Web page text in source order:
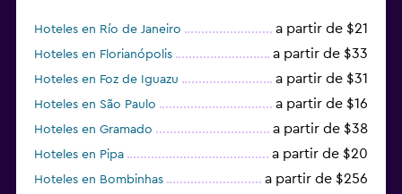
Hoteles en Río de Janeiro a partir de $21
Hoteles en Florianópolis a partir de $33
Hoteles en Foz de Iguazu a partir de $31
Hoteles en São Paulo a partir de $16
Hoteles en Gramado a partir de $38
Hoteles en Pipa a partir de $20
Hoteles en Bombinhas a partir de $256